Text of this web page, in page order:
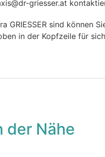
griesser.at
GRIESSER sind können
in der Kopfzeile für sich
der Nähe